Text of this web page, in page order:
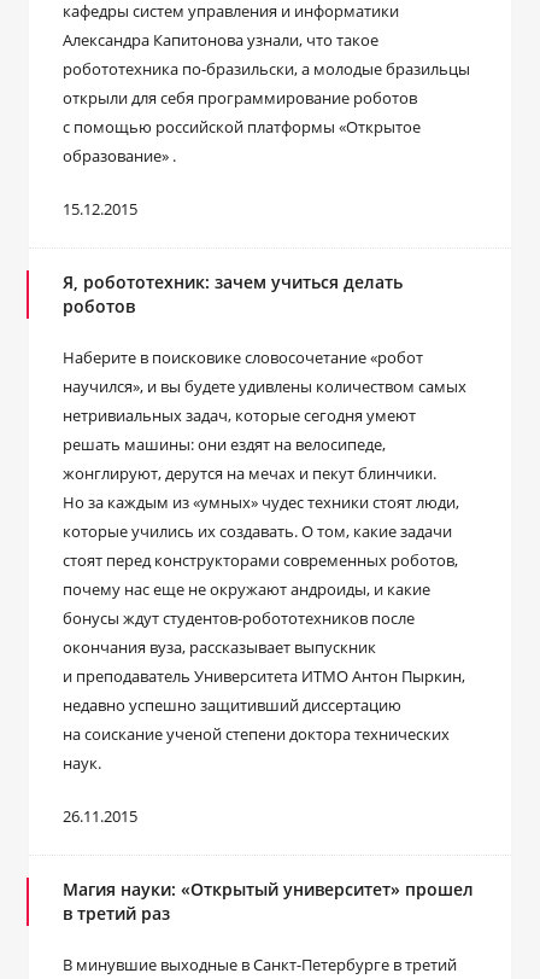
кафедры систем управления и информатики
Александра Капитонова узнали, что такое
робототехника по-бразильски, а молодые бразильцы
открыли для себя программирование роботов
с помощью российской платформы «Открытое
образование» .
15.12.2015
Я, робототехник: зачем учиться делать
роботов
Наберите в поисковике словосочетание «робот
научился», и вы будете удивлены количеством самых
нетривиальных задач, которые сегодня умеют
решать машины: они ездят на велосипеде,
жонглируют, дерутся на мечах и пекут блинчики.
Но за каждым из «умных» чудес техники стоят люди,
которые учились их создавать. О том, какие задачи
стоят перед конструкторами современных роботов,
почему нас еще не окружают андроиды, и какие
бонусы ждут студентов-робототехников после
окончания вуза, рассказывает выпускник
и преподаватель Университета ИТМО Антон Пыркин,
недавно успешно защитивший диссертацию
на соискание ученой степени доктора технических
наук.
26.11.2015
Магия науки: «Открытый университет» прошел
в третий раз
В минувшие выходные в Санкт-Петербурге в третий